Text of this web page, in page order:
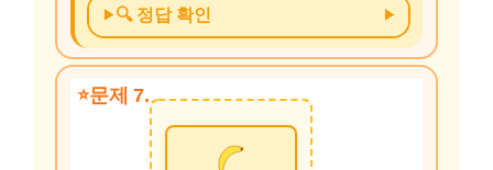
🔍 정답 확인
문제 7.